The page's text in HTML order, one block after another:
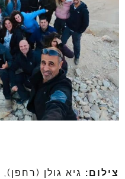
צילום: גיא גולן